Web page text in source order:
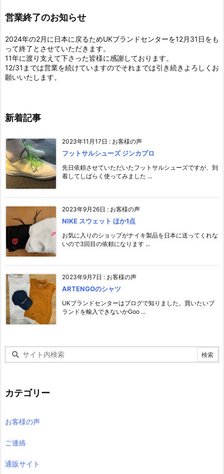
営業終了のお知らせ
2024年の2月に日本に戻るためUKブランドセンターを12月31日をも
って終了とさせていただきます。
11年に渡り支えて下さった皆様に感謝しております。
12/31までは営業を続けていますのでそれまでは引き続きよろしくお
願いいたします。
新着記事
2023年11月17日 : お客様の声
フットサルシューズ ジンカプロ
先日依頼させていただいたフットサルシューズですが、到
着してしばらく使ってみました ...
2023年9月26日 : お客様の声
NIKE スウェット ほか1点
お気に入りのショップがナイキ製品を日本に送ってくれな
いので3回目の依頼になります ...
2023年9月7日 : お客様の声
ARTENGOのシャツ
UKブランドセンターはブログで知りました。買いたいブ
ランドを輸入できないかGoo ...
カテゴリー
お客様の声
ご連絡
通販サイト